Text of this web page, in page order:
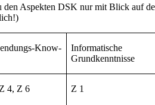
den Aspekten DSK nur mit Blick auf
Know-
Informatische
Grundkenntnisse
4, Z 6 Z 1